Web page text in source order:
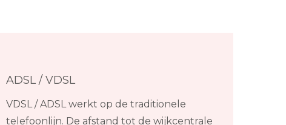
ADSL / VDSL
VDSL / ADSL werkt op de traditionele
telefoonlijn. De afstand tot de wijkcentrale